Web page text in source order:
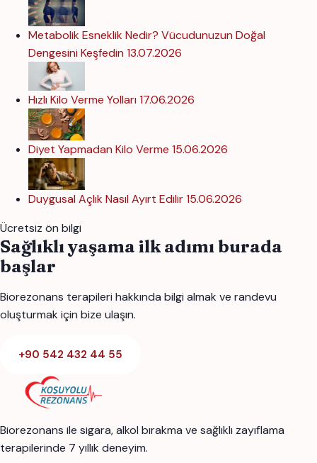
Metabolik Esneklik Nedir? Vücudunuzun Doğal
Dengesini Keşfedin 13.07.2026
Hızlı Kilo Verme Yolları 17.06.2026
Diyet Yapmadan Kilo Verme 15.06.2026
Duygusal Açlık Nasıl Ayırt Edilir15.06.2026
Ücretsiz ön bilgi
Sağlıklı yaşama ilk adımı burada
başlar
Biorezonans terapileri hakkında bilgi almak ve randevu
oluşturmak için bize ulaşın.
+90 542 432 44 55
Biorezonans ile sigara, alkol bırakma ve sağlıklı zayıflama
terapilerinde 7 yıllık deneyim.